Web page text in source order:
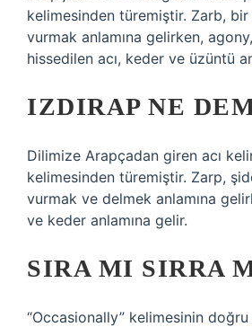
kelimesinden türemiştir. Zarb,
vurmak anlamına gelirken,
hissedilen acı, keder ve üzüntü
IZDIRAP NE
Dilimize Arapçadan giren acı
kelimesinden türemiştir. Zarp,
vurmak ve delmek anlamına
ve keder anlamına gelir.
SIRA MI SIRRA
“Occasionally” kelimesinin doğru